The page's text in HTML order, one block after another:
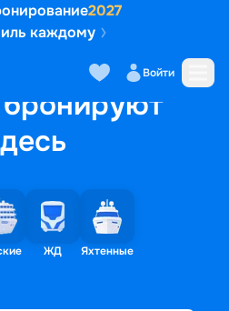
2027
каждому
Войти
ЖД Яхтенные